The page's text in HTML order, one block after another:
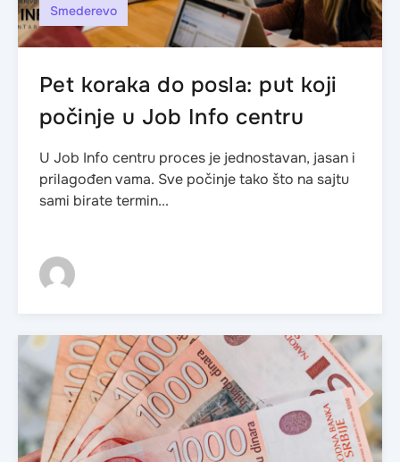
Smederevo
Pet koraka do posla: put koji
počinje u Job Info centru
U Job Info centru proces je jednostavan, jasan i
prilagođen vama. Sve počinje tako što na sajtu
sami birate termin...